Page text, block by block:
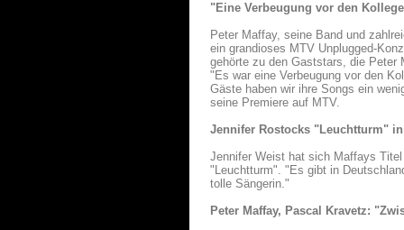
"Eine Verbeugung vor den
Peter Maffay, seine Band und
ein grandioses MTV Unplugged-
gehörte zu den Gaststars, die Peter
"Es war eine Verbeugung vor den
Gäste haben wir ihre Songs ein
seine Premiere auf MTV.
Jennifer Rostocks "Leuchtturm"
Jennifer Weist hat sich Maffays
"Leuchtturm". "Es gibt in
tolle Sängerin."
Peter Maffay, Pascal Kravetz: